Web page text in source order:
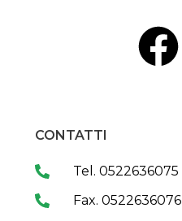
CONTATTI
Tel. 0522636075
Fax. 0522636076